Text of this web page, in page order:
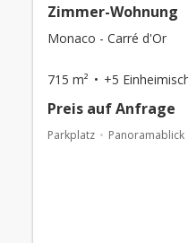
Zimmer-Wohnung
Monaco - Carré d'Or
715 m² +5
Preis auf Anfrage
Parkplatz Panoramablick